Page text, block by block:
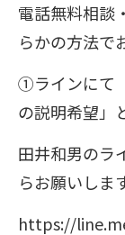
電話無料相談
らかの方法で
①ラインにて
の説明希望」
田井和男のラ
らお願いしま
https://